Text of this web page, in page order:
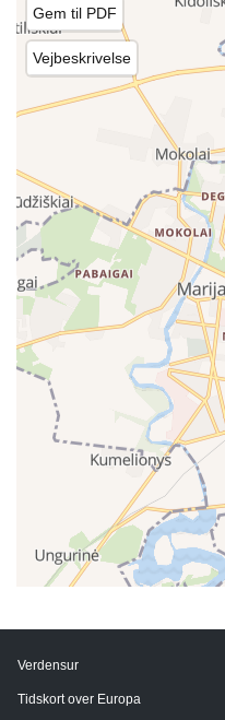
Gem til PDF
Vejbeskrivelse
Verdensur
Tidskort over Europa